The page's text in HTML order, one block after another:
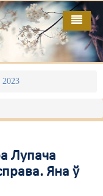
2023
Лупача
Яна ў